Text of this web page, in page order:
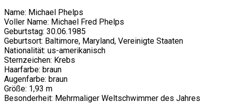
Name: Michael Phelps
Voller Name: Michael Fred Phelps
Geburtstag: 30.06.1985
Geburtsort: Baltimore, Maryland, Vereinigte Staaten
Nationalität: us-amerikanisch
Sternzeichen: Krebs
Haarfarbe: braun
Augenfarbe: braun
Größe: 1,93 m
Besonderheit: Mehrmaliger Weltschwimmer des Jahres